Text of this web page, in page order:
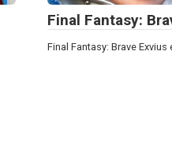
Final Fantasy:
Final Fantasy: Brave